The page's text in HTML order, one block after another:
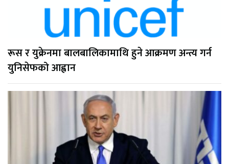
रूस र युक्रेनमा बालबालिकामाथि हुने आक्रमण अन्त्य गर्न
युनिसेफको आह्वान